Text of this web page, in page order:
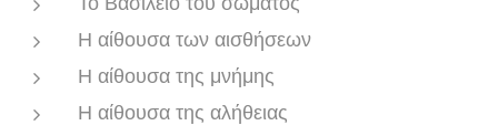
Η αίθουσα των αισθήσεων
Η αίθουσα της μνήμης
Η αίθουσα της αλήθειας